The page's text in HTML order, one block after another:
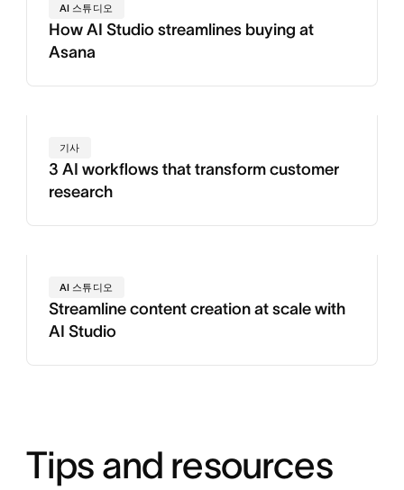
AI 스튜디오
How AI Studio streamlines buying at
Asana
기사
3 AI workflows that transform customer
research
AI 스튜디오
Streamline content creation at scale with
AI Studio
Tips and resources